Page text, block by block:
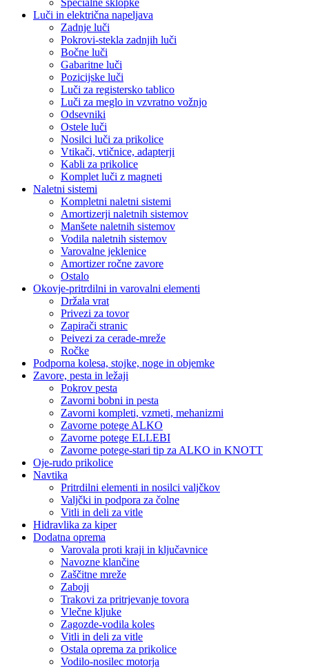
Luči in električna napeljava
Zadnje luči
Pokrovi-stekla zadnjih luči
Bočne luči
Gabaritne luči
Pozicijske luči
Luči za registersko tablico
Luči za meglo in vzvratno vožnjo
Odsevniki
Ostele luči
Nosilci luči za prikolice
Vtikači, vtičnice, adapterji
Kabli za prikolice
Komplet luči z magneti
Naletni sistemi
Kompletni naletni sistemi
Amortizerji naletnih sistemov
Manšete naletnih sistemov
Vodila naletnih sistemov
Varovalne jeklenice
Amortizer ročne zavore
Ostalo
Okovje-pritrdilni in varovalni elementi
Držala vrat
Privezi za tovor
Zapirači stranic
Peivezi za cerade-mreže
Ročke
Podporna kolesa, stojke, noge in objemke
Zavore, pesta in ležaji
Pokrov pesta
Zavorni bobni in pesta
Zavorni kompleti, vzmeti, mehanizmi
Zavorne potege ALKO
Zavorne potege ELLEBI
Zavorne potege-stari tip za ALKO in KNOTT
Oje-rudo prikolice
Navtika
Pritrdilni elementi in nosilci valjčkov
Valjčki in podpora za čolne
Vitli in deli za vitle
Hidravlika za kiper
Dodatna oprema
Varovala proti kraji in ključavnice
Navozne klančine
Zaščitne mreže
Zaboji
Trakovi za pritrjevanje tovora
Vlečne kljuke
Zagozde-vodila koles
Vitli in deli za vitle
Ostala oprema za prikolice
Vodilo-nosilec motorja